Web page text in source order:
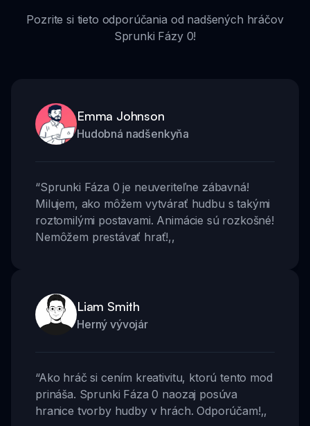
Pozrite si tieto odporúčania od nadšených hráčov
Sprunki Fázy 0!
Emma Johnson
Hudobná nadšenkyňa
“Sprunki Fáza 0 je neuveriteľne zábavná!
Milujem, ako môžem vytvárať hudbu s takými
roztomilými postavami. Animácie sú rozkošné!
Nemôžem prestávať hrať!,,
Liam Smith
Herný vývojár
“Ako hráč si cením kreativitu, ktorú tento mod
prináša. Sprunki Fáza 0 naozaj posúva
hranice tvorby hudby v hrách. Odporúčam!,,